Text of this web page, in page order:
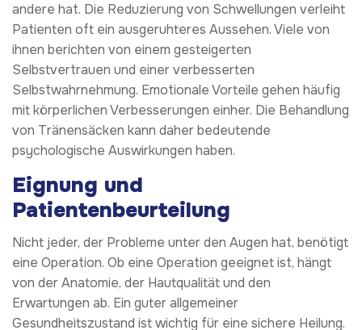
andere hat. Die Reduzierung von Schwellungen verleiht
Patienten oft ein ausgeruhteres Aussehen. Viele von
ihnen berichten von einem gesteigerten
Selbstvertrauen und einer verbesserten
Selbstwahrnehmung. Emotionale Vorteile gehen häufig
mit körperlichen Verbesserungen einher. Die Behandlung
von Tränensäcken kann daher bedeutende
psychologische Auswirkungen haben.
Eignung und
Patientenbeurteilung
Nicht jeder, der Probleme unter den Augen hat, benötigt
eine Operation. Ob eine Operation geeignet ist, hängt
von der Anatomie, der Hautqualität und den
Erwartungen ab. Ein guter allgemeiner
Gesundheitszustand ist wichtig für eine sichere Heilung.